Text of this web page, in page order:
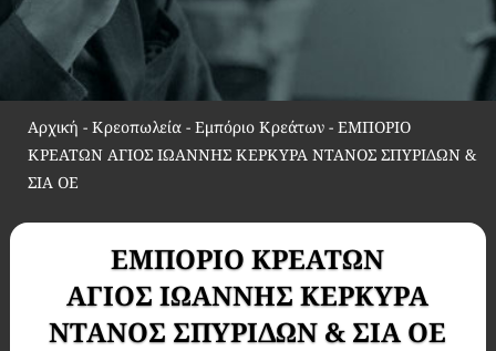
Αρχική - Κρεοπωλεία - Εμπόριο Κρεάτων- ΕΜΠΟΡΙΟ
ΚΡΕΑΤΩΝ ΑΓΙΟΣ ΙΩΑΝΝΗΣ ΚΕΡΚΥΡΑ ΝΤΑΝΟΣ ΣΠΥΡΙΔΩΝ &
ΣΙΑ ΟΕ
ΕΜΠΟΡΙΟ ΚΡΕΑΤΩΝ
ΑΓΙΟΣ ΙΩΑΝΝΗΣ ΚΕΡΚΥΡΑ
ΝΤΑΝΟΣ ΣΠΥΡΙΔΩΝ & ΣΙΑ ΟΕ